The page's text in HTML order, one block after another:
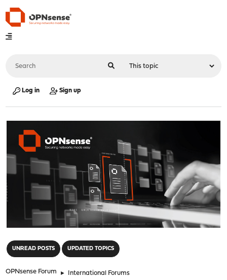
Log in Sign up
UNREAD POSTS UPDATED TOPICS
OPNsense Forum ► International Forums